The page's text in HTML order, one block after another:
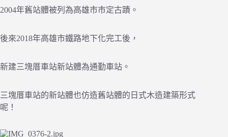
2004年舊站體被列為高雄市市定古蹟。
後來2018年高雄市鐵路地下化完工後，
新建三塊厝車站新站體為通勤車站。
三塊厝車站的新站體也仿造舊站體的日式木造建築形式
呢！